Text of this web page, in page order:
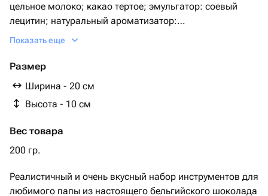
цельное молоко; какао тертое; эмульгатор: соевый
лецитин; натуральный ароматизатор:
ваниль).
( Состав
эмульгатор: соевый лецитин; натуральный
ароматизатор: ваниль)
Показать еще
Размер
Ширина - 20 см
Высота - 10 см
Вес товара
200 гр.
Реалистичный и очень вкусный набор инструментов для
любимого папы из настоящего бельгийского шоколада